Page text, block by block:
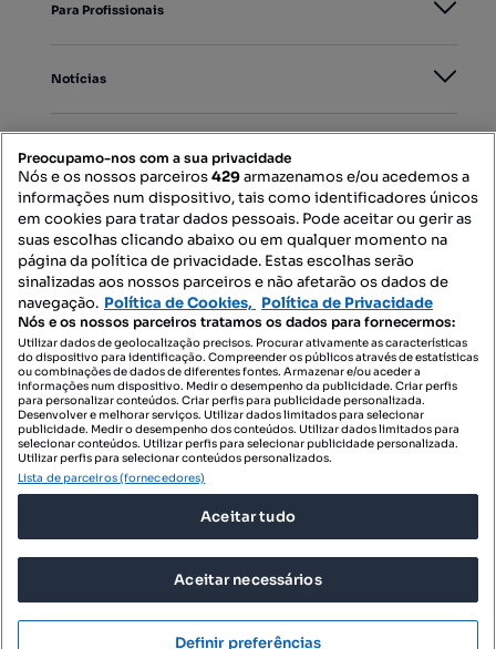
Para Profissionais
Notícias
Mapa do Site
Contacte-nos
SIGA-NOS:
DESCARREGAR NA:
© 2026 Imovirtual.com, OLX Portugal, S.A.
TERMOS DE UTILIZAÇÃO
POLÍTICA DE PRIVACIDADE
Preocupamo-nos com a sua privacidade
Nós e os nossos parceiros429armazenamos e/ou acedemos a
informações num dispositivo, tais como identificadores únicos
em cookies para tratar dados pessoais. Pode aceitar ou gerir as
suas escolhas clicando abaixo ou em qualquer momento na
página da política de privacidade. Estas escolhas serão
sinalizadas aos nossos parceiros e não afetarão os dados de
navegação. Política de Cookies, Política de Privacidade
Nós e os nossos parceiros tratamos os dados para fornecermos:
Utilizar dados de geolocalização precisos. Procurar ativamente as características
do dispositivo para identificação. Compreender os públicos através de estatísticas
ou combinações de dados de diferentes fontes. Armazenar e/ou aceder a
informações num dispositivo. Medir o desempenho da publicidade. Criar perfis
para personalizar conteúdos. Criar perfis para publicidade personalizada.
Desenvolver e melhorar serviços. Utilizar dados limitados para selecionar
publicidade. Medir o desempenho dos conteúdos. Utilizar dados limitados para
selecionar conteúdos. Utilizar perfis para selecionar publicidade personalizada.
Utilizar perfis para selecionar conteúdos personalizados.
Lista de parceiros (fornecedores)
Aceitar tudo
Aceitar necessários
Definir preferências